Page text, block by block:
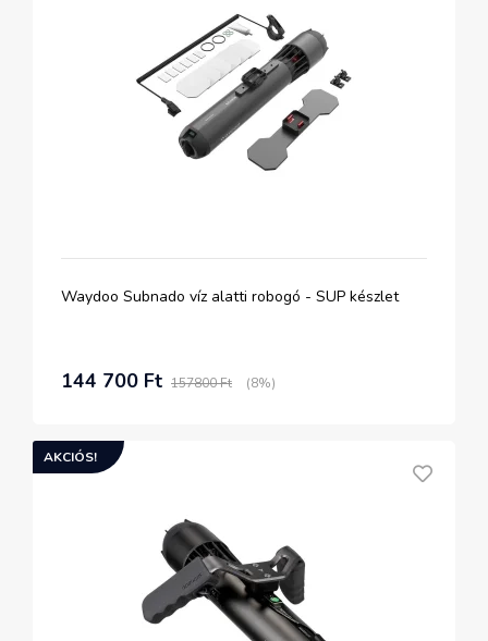
Waydoo Subnado víz alatti robogó - SUP készlet
144 700 Ft 157800 Ft (8%)
AKCIÓS!